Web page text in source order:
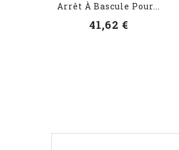
Arrêt À Bascule Pour...
41,62 €